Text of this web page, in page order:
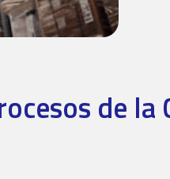
de la